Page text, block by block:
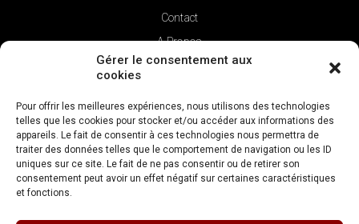
Gérer le consentement aux
cookies
Pour offrir les meilleures expériences, nous utilisons des technologies
telles que les cookies pour stocker et/ou accéder aux informations des
appareils. Le fait de consentir à ces technologies nous permettra de
traiter des données telles que le comportement de navigation ou les ID
uniques sur ce site. Le fait de ne pas consentir ou de retirer son
consentement peut avoir un effet négatif sur certaines caractéristiques
et fonctions.
Contact
A Propos